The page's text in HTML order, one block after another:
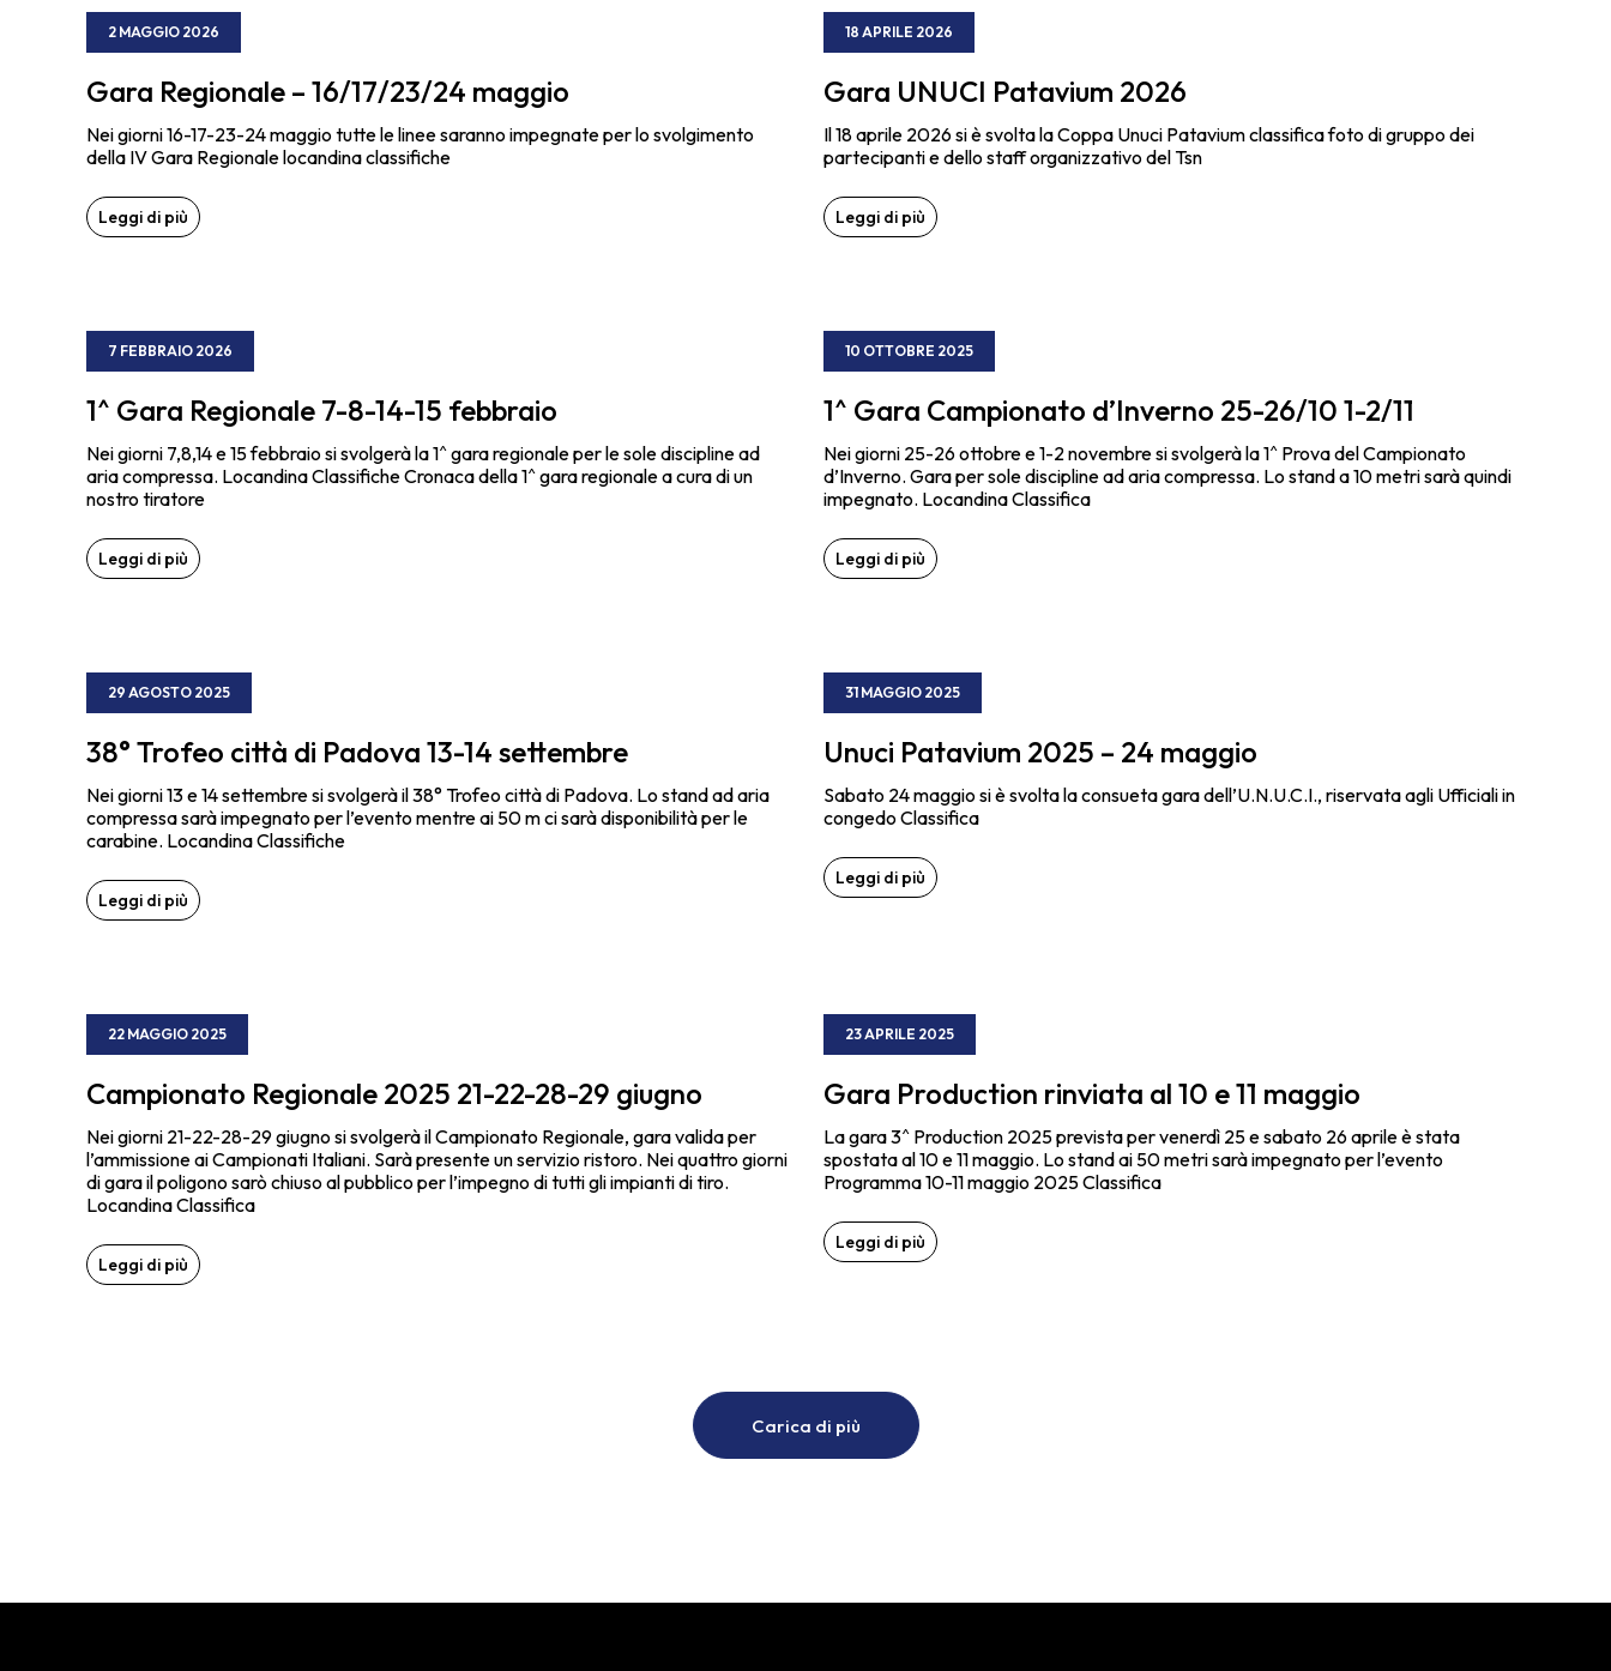
2 MAGGIO 2026
Gara Regionale – 16/17/23/24 maggio
Nei giorni 16-17-23-24 maggio tutte le linee saranno impegnate per lo svolgimento
della IV Gara Regionale locandina classifiche
Leggi di più
18 APRILE 2026
Gara UNUCI Patavium 2026
Il 18 aprile 2026 si è svolta la Coppa Unuci Patavium classifica foto di gruppo dei
partecipanti e dello staff organizzativo del Tsn
Leggi di più
7 FEBBRAIO 2026
1^ Gara Regionale 7-8-14-15 febbraio
Nei giorni 7,8,14 e 15 febbraio si svolgerà la 1^ gara regionale per le sole discipline ad
aria compressa. Locandina Classifiche Cronaca della 1^ gara regionale a cura di un
nostro tiratore
Leggi di più
10 OTTOBRE 2025
1^ Gara Campionato d’Inverno 25-26/10 1-2/11
Nei giorni 25-26 ottobre e 1-2 novembre si svolgerà la 1^ Prova del Campionato
d’Inverno. Gara per sole discipline ad aria compressa. Lo stand a 10 metri sarà quindi
impegnato. Locandina Classifica
Leggi di più
29 AGOSTO 2025
38° Trofeo città di Padova 13-14 settembre
Nei giorni 13 e 14 settembre si svolgerà il 38° Trofeo città di Padova. Lo stand ad aria
compressa sarà impegnato per l’evento mentre ai 50 m ci sarà disponibilità per le
carabine. Locandina Classifiche
Leggi di più
31 MAGGIO 2025
Unuci Patavium 2025 – 24 maggio
Sabato 24 maggio si è svolta la consueta gara dell’U.N.U.C.I., riservata agli Ufficiali in
congedo Classifica
Leggi di più
22 MAGGIO 2025
Campionato Regionale 2025 21-22-28-29 giugno
Nei giorni 21-22-28-29 giugno si svolgerà il Campionato Regionale, gara valida per
l’ammissione ai Campionati Italiani. Sarà presente un servizio ristoro. Nei quattro giorni
di gara il poligono sarò chiuso al pubblico per l’impegno di tutti gli impianti di tiro.
Locandina Classifica
Leggi di più
23 APRILE 2025
Gara Production rinviata al 10 e 11 maggio
La gara 3^ Production 2025 prevista per venerdì 25 e sabato 26 aprile è stata
spostata al 10 e 11 maggio. Lo stand ai 50 metri sarà impegnato per l’evento
Programma 10-11 maggio 2025 Classifica
Leggi di più
Carica di più